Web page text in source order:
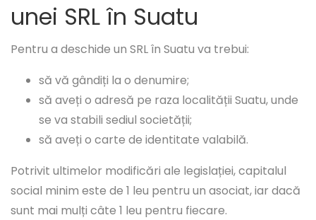
unei SRL în Suatu
Pentru a deschide un SRL în Suatu va trebui:
să vă gândiți la o denumire;
să aveți o adresă pe raza localității Suatu, unde
se va stabili sediul societății;
să aveți o carte de identitate valabilă.
Potrivit ultimelor modificări ale legislației, capitalul
social minim este de 1 leu pentru un asociat, iar dacă
sunt mai mulți câte 1 leu pentru fiecare.